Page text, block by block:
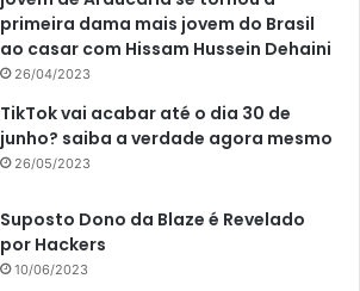
primeira dama mais jovem do Brasil
ao casar com Hissam Hussein Dehaini
26/04/2023
TikTok vai acabar até o dia 30 de
junho? saiba a verdade agora mesmo
26/05/2023
Suposto Dono da Blaze é Revelado
por Hackers
10/06/2023